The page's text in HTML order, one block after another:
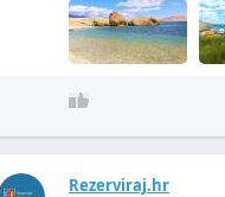
Rezerviraj.hr